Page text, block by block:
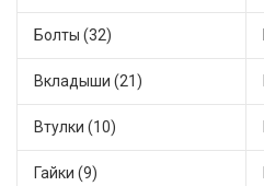
Болты (32)
Вкладыши (21)
Втулки (10)
Гайки (9)